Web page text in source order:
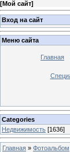
[Мой сайт]
Вход на сайт
Меню сайта
Главная
Categories
Недвижимость [1636]
Главная » Фотоальбом